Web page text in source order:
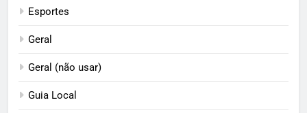
Esportes
Geral
Geral (não usar)
Guia Local